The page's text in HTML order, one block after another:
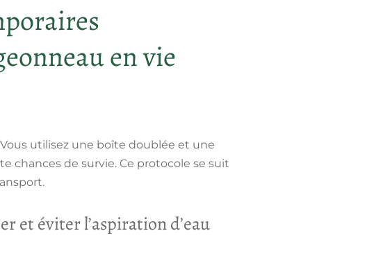
en vie
utilisez une boîte doublée et une
chances de survie. Ce protocole se suit
et éviter l’aspiration d’eau